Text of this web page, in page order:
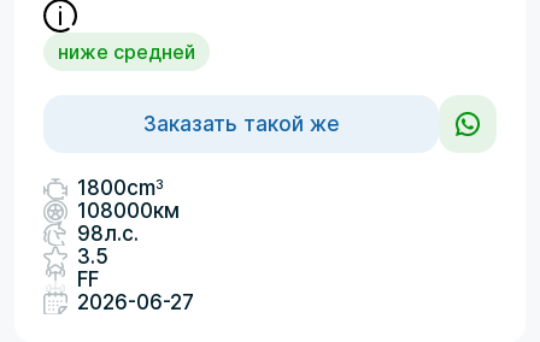
ниже средней
Заказать такой же
1800cm3
108000км
98л.с.
3.5
FF
2026-06-27